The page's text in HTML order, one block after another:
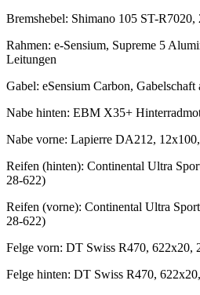
Bremshebel: Shimano 105 ST-R7020,
Rahmen: e-Sensium, Supreme 5
Leitungen
Gabel: eSensium Carbon,
Nabe hinten: EBM X35+
Nabe vorne: Lapierre DA212,
Reifen (hinten): Continental Ultra
28-622)
Reifen (vorne): Continental Ultra
28-622)
Felge vorn: DT Swiss R470, 622x20,
Felge hinten: DT Swiss R470,